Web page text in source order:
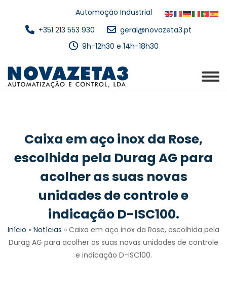
Automoção Industrial
+351 213 553 930
geral@novazeta3.pt
9h-12h30 e 14h-18h30
Caixa em aço inox da Rose,
escolhida pela Durag AG para
acolher as suas novas
unidades de controle e
indicação D-ISC100.
Início » Notícias » Caixa em aço inox da Rose, escolhida pela
Durag AG para acolher as suas novas unidades de controle
e indicação D-ISC100.